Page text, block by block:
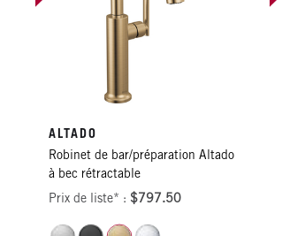
ALTADO
Robinet de bar/préparation Altado
à bec rétractable
Prix de liste* : $797.50